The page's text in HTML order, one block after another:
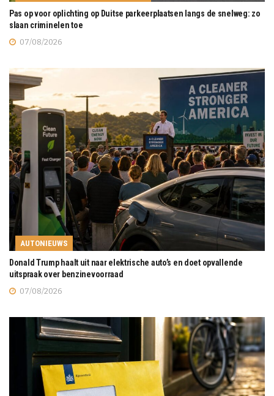
Pas op voor oplichting op Duitse parkeerplaatsen langs de snelweg: zo
slaan criminelen toe
07/08/2026
AUTONIEUWS
Donald Trump haalt uit naar elektrische auto’s en doet opvallende
uitspraak over benzinevoorraad
07/08/2026